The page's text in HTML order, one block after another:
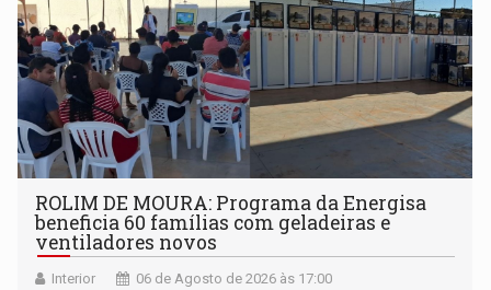
ROLIM DE MOURA: Programa da Energisa
beneficia 60 famílias com geladeiras e
ventiladores novos
Interior 06 de Agosto de 2026 às 17:00